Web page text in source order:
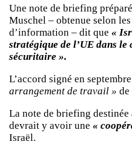
Une note de briefing
Muschel – obtenue selon
d’information – dit que «
stratégique de l’UE dans
sécuritaire ».
L’accord signé en
arrangement de travail » de
La note de briefing
devrait y avoir une «
Israël.